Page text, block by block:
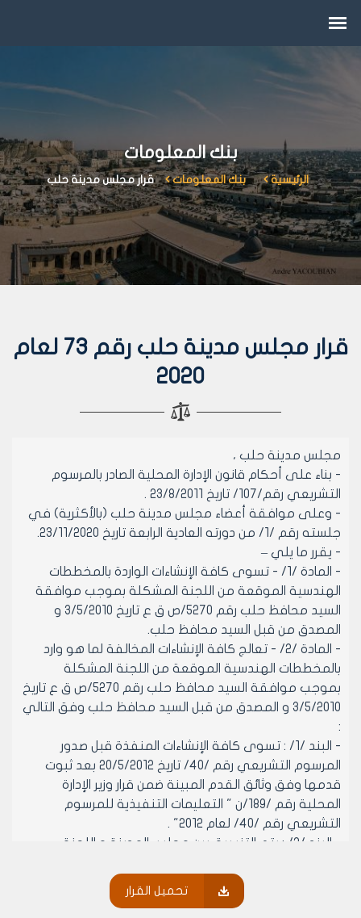
بنك المعلومات
الرئيسية بنك المعلومات قرار مجلس مدينة حلب
قرار مجلس مدينة حلب رقم 73 لعام
2020
مجلس مدينة حلب ،
- بناء على أحكام قانون الإدارة المحلية الصادر بالمرسوم
التشريعي رقم/107/ تاريخ 23/8/2011 .
- وعلى موافقة أعضاء مجلس مدينة حلب (بالأكثرية) في
جلسته رقم /1/ من دورته العادية الرابعة تاريخ 23/11/2020.
- يقرر ما يلي –
- المادة /1/ - تسوى كافة الإنشاءات الواردة بالمخططات
الهندسية الموقعة من اللجنة المشكلة بموجب موافقة
السيد محافظ حلب رقم 5270/ص ق ع تاريخ 3/5/2010 و
المصدق من قبل السيد محافظ حلب.
- المادة /2/ - تعالج كافة الإنشاءات المخالفة لما هو وارد
بالمخططات الهندسية الموقعة من اللجنة المشكلة
بموجب موافقة السيد محافظ حلب رقم 5270/ص ق ع تاريخ
3/5/2010 و المصدق من قبل السيد محافظ حلب وفق التالي
:
- البند /1/ : تسوى كافة الإنشاءات المنفذة قبل صدور
المرسوم التشريعي رقم /40/ تاريخ 20/5/2012 بعد ثبوت
قدمها وفق وثائق القدم المبينة ضمن قرار وزير الإدارة
المحلية رقم /189/ن " التعليمات التنفيذية للمرسوم
التشريعي رقم /40/ لعام 2012" .
- البند /2/ : يتم التنسيق بين مجلس المدينة و اللجنة
لعام 2012 و غير واردة في المخططات الهندسية للإنشاءات
تحميل القرار